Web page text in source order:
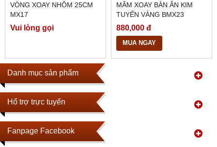
Danh mục sản phẩm
Hổ trợ trực tuyến
Fanpage Facebook
VÒNG XOAY NHÔM 25CM
MX17
Vui lòng gọi
MÂM XOAY BÀN ĂN KIM
TUYẾN VÀNG BMX23
880,000 đ
MUA NGAY